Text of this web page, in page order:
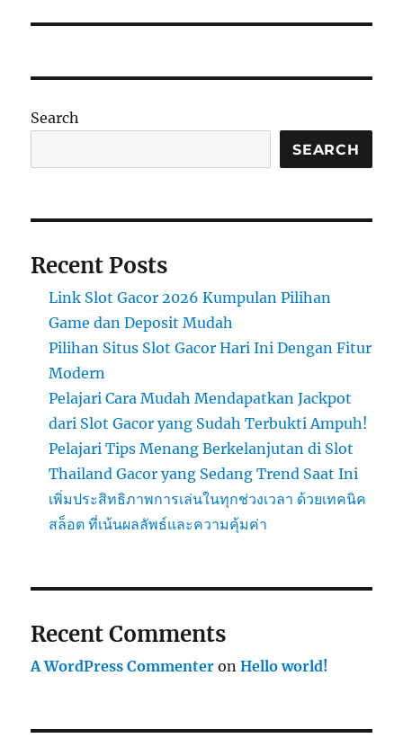
Search
SEARCH
Recent Posts
Link Slot Gacor 2026 Kumpulan Pilihan
Game dan Deposit Mudah
Pilihan Situs Slot Gacor Hari Ini Dengan Fitur
Modern
Pelajari Cara Mudah Mendapatkan Jackpot
dari Slot Gacor yang Sudah Terbukti Ampuh!
Pelajari Tips Menang Berkelanjutan di Slot
Thailand Gacor yang Sedang Trend Saat Ini
เพิ่มประสิทธิภาพการเล่นในทุกช่วงเวลา ด้วยเทคนิค
สล็อต ที่เน้นผลลัพธ์และความคุ้มค่า
Recent Comments
A WordPress Commenter onHello world!